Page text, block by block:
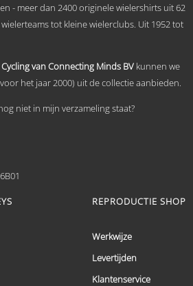
op
de
- meer dan 2400 originele wielershirts uit 62
tot kleine wielerclubs. Uit 1952 tot
van Connecting Minds BV kunnen we
het jaar 2000) uit de collectie aanbieden.
niet in mijn verzameling staat?
REPRODUCTIE SHOP
Werkwijze
Levertijden
Klantenservice